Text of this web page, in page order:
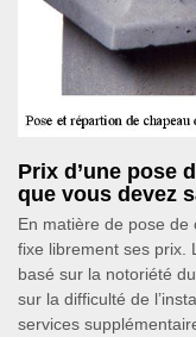
Prix d’une pose
que vous devez
En matière de pose
fixe librement ses prix.
basé sur la notoriété
sur la difficulté de
services